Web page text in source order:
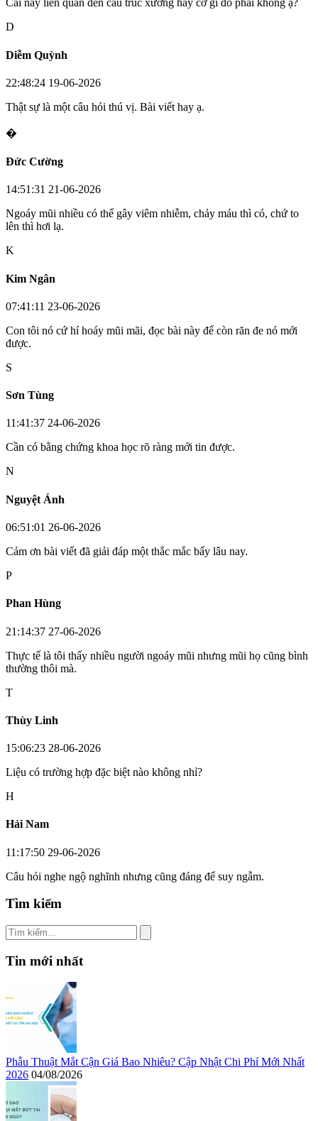
Cái này liên quan đến cấu trúc xương hay cơ gì đó phải không ạ?
D
Diễm Quỳnh
22:48:24 19-06-2026
Thật sự là một câu hỏi thú vị. Bài viết hay ạ.
�
Đức Cường
14:51:31 21-06-2026
Ngoáy mũi nhiều có thể gây viêm nhiễm, chảy máu thì có, chứ to
lên thì hơi lạ.
K
Kim Ngân
07:41:11 23-06-2026
Con tôi nó cứ hí hoáy mũi mãi, đọc bài này để còn răn đe nó mới
được.
S
Sơn Tùng
11:41:37 24-06-2026
Cần có bằng chứng khoa học rõ ràng mới tin được.
N
Nguyệt Ánh
06:51:01 26-06-2026
Cảm ơn bài viết đã giải đáp một thắc mắc bấy lâu nay.
P
Phan Hùng
21:14:37 27-06-2026
Thực tế là tôi thấy nhiều người ngoáy mũi nhưng mũi họ cũng bình
thường thôi mà.
T
Thùy Linh
15:06:23 28-06-2026
Liệu có trường hợp đặc biệt nào không nhỉ?
H
Hải Nam
11:17:50 29-06-2026
Câu hỏi nghe ngộ nghĩnh nhưng cũng đáng để suy ngẫm.
Tìm kiếm
Tin mới nhất
Phẫu Thuật Mắt Cận Giá Bao Nhiêu? Cập Nhật Chi Phí Mới Nhất
2026 04/08/2026